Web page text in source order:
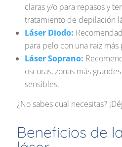
claras y/o para repasos y
tratamiento de depilación
Láser Diodo:
para pelo con una raiz más
Láser Soprano:
oscuras, zonas más
sensibles.
¿No sabes cual necesitas?
Beneficios de